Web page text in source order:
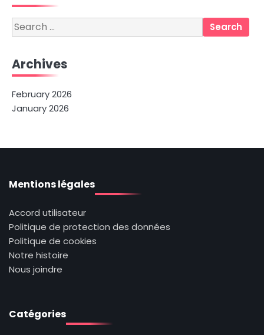
Search
for:
Archives
February 2026
January 2026
Mentions légales
Accord utilisateur
Politique de protection des données
Politique de cookies
Notre histoire
Nous joindre
Catégories